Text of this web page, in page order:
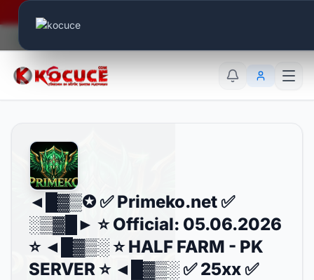
◄█▓▒✪ ✅ Primeko.net ✅
░▒▓█► ⭐ Official: 05.06.2026
⭐ ◄█▓▒░ ⭐ HALF FARM - PK
SERVER ⭐ ◄█▓▒░ ✅ 25xx ✅